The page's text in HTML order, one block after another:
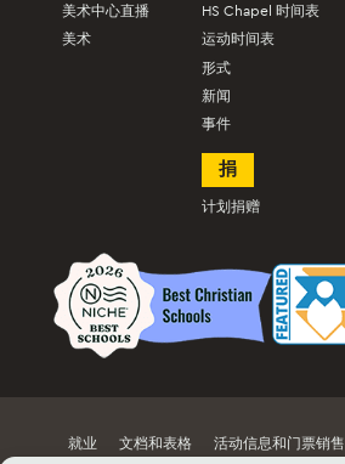
美术中心直播
美术
HS Chapel 时间表
运动时间表
形式
新闻
事件
捐
计划捐赠
就业 文档和表格 活动信息和门票销售